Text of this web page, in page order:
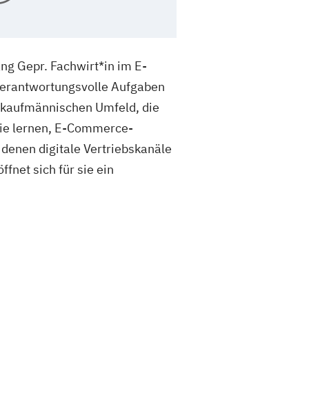
Gepr. Fachwirt*in im E-
Aufgaben
Umfeld, die
lernen, E-Commerce-
digitale Vertriebskanäle
sich für sie ein